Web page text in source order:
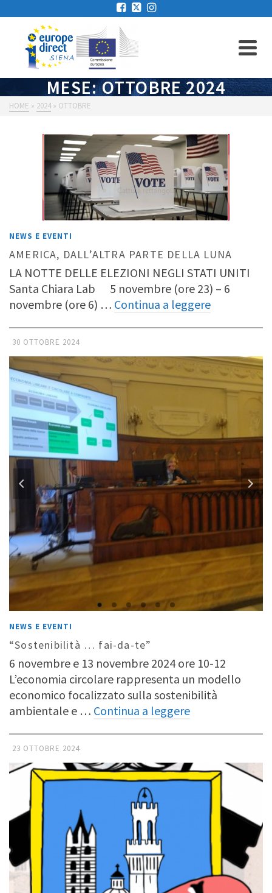
MESE: OTTOBRE 2024
HOME » 2024 » OTTOBRE
NEWS E EVENTI
AMERICA, DALL’ALTRA PARTE DELLA LUNA
LA NOTTE DELLE ELEZIONI NEGLI STATI UNITI
Santa Chiara Lab 5 novembre (ore 23) – 6
novembre (ore 6) … Continua a leggere
30 OTTOBRE 2024
NEWS E EVENTI
“Sostenibilità … fai-da-te”
6 novembre e 13 novembre 2024 ore 10-12
L’economia circolare rappresenta un modello
economico focalizzato sulla sostenibilità
ambientale e … Continua a leggere
23 OTTOBRE 2024